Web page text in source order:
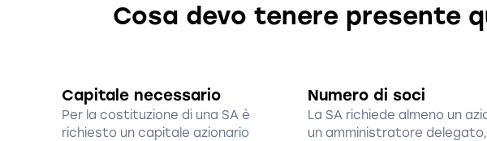
Cosa devo tenere presente
Capitale necessario
Per la costituzione di una SA è
richiesto un capitale azionario
Numero di soci
La SA richiede almeno un
un amministratore